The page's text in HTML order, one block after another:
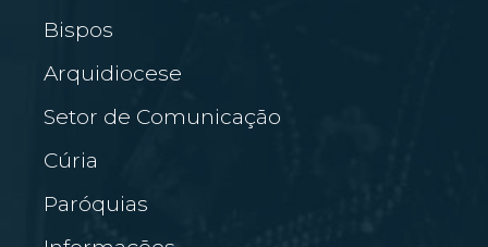
Bispos
Arquidiocese
Setor de Comunicação
Cúria
Paróquias